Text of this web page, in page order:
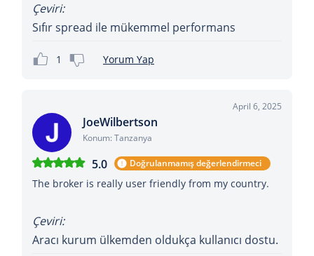
Çeviri:
Sıfır spread ile mükemmel performans
1 Yorum Yap
April 6, 2025
JoeWilbertson
Konum: Tanzanya
5.0 Doğrulanmamış değerlendirmeci
The broker is really user friendly from my country.
Çeviri:
Aracı kurum ülkemden oldukça kullanıcı dostu.